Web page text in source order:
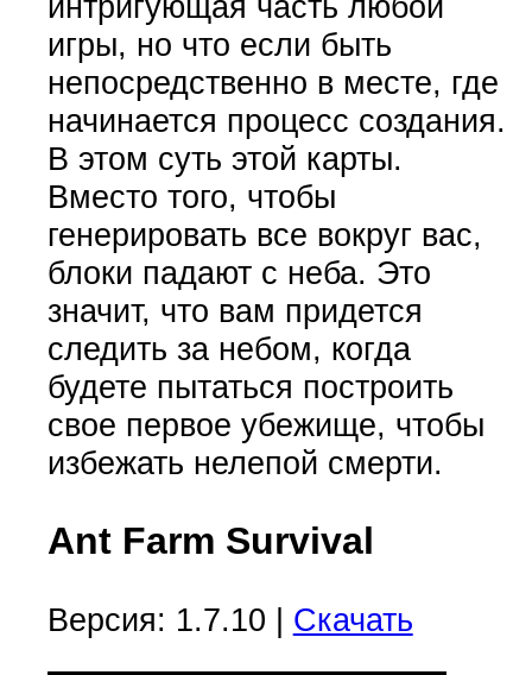
игры, но что если быть
непосредственно в месте, где
начинается процесс создания.
В этом суть этой карты.
Вместо того, чтобы
генерировать все вокруг вас,
блоки падают с неба. Это
значит, что вам придется
следить за небом, когда
будете пытаться построить
свое первое убежище, чтобы
избежать нелепой смерти.
Ant Farm Survival
Версия: 1.7.10 | Скачать